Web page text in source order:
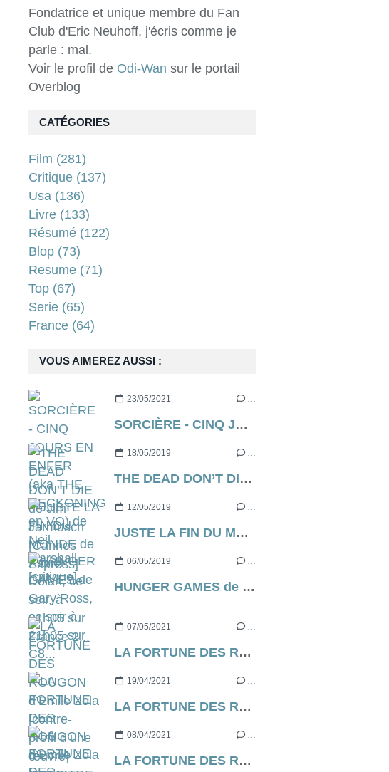
Fondatrice et unique membre du Fan
Club d'Eric Neuhoff, j'écris comme je
parle : mal.
Voir le profil de Odi-Wan sur le portail
Overblog
VOUS AIMEREZ AUSSI :
23/05/2021 …
SORCIÈRE - CINQ JOURS EN ENFER (aka THE RECKONING en VO) de Neil Marshall [critique]
18/05/2019 …
THE DEAD DON’T DIE de Jim Jarmusch [Cannes Express]
12/05/2019 …
JUSTE LA FIN DU MONDE de Xavier Dolan, ce soir, à 21h05 sur France 2...
06/05/2019 …
HUNGER GAMES de Gary Ross, ce soir à 21h05 sur C8...
07/05/2021 …
LA FORTUNE DES ROUGON d’Emile Zola [contre-profil d’une œuvre] - CHAPITRE 7
19/04/2021 …
LA FORTUNE DES ROUGON d’Emile Zola [contre-profil d’une œuvre] - CHAPITRE 6
08/04/2021 …
LA FORTUNE DES ROUGON d’Emile Zola [contre-profil d’une œuvre] - CHAPITRE 5
CATÉGORIES
Film (281)
Critique (137)
Usa (136)
Livre (133)
Résumé (122)
Blop (73)
Resume (71)
Top (67)
Serie (65)
France (64)